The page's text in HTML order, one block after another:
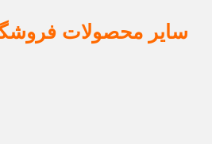
سایر محصولات فروشگاه